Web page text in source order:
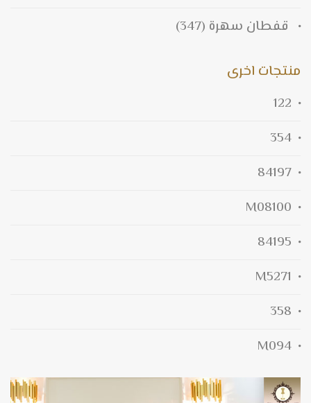
قفطان سهرة (347)
منتجات اخرى
122
354
84197
M08100
84195
M5271
358
M094